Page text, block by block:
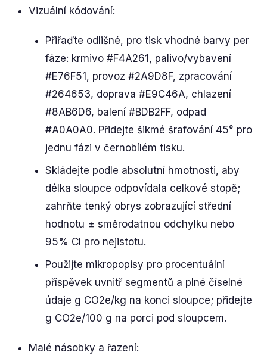
Vizuální kódování:
Přiřaďte odlišné, pro tisk vhodné barvy per
fáze: krmivo #F4A261, palivo/vybavení
#E76F51, provoz #2A9D8F, zpracování
#264653, doprava #E9C46A, chlazení
#8AB6D6, balení #BDB2FF, odpad
#A0A0A0. Přidejte šikmé šrafování 45° pro
jednu fázi v černobílém tisku.
Skládejte podle absolutní hmotnosti, aby
délka sloupce odpovídala celkové stopě;
zahrňte tenký obrys zobrazující střední
hodnotu ± směrodatnou odchylku nebo
95% CI pro nejistotu.
Použijte mikropopisy pro procentuální
příspěvek uvnitř segmentů a plné číselné
údaje g CO2e/kg na konci sloupce; přidejte
g CO2e/100 g na porci pod sloupcem.
Malé násobky a řazení: